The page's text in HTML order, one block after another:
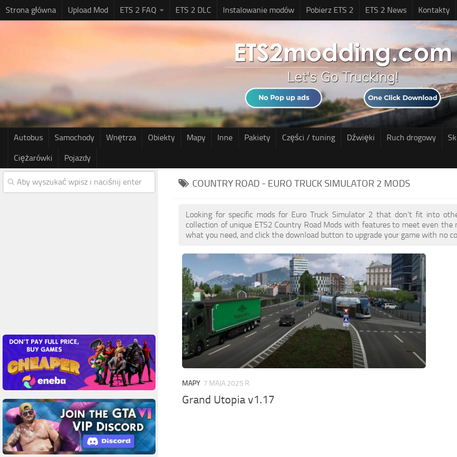
Strona główna Upload Mod ETS 2 FAQ ETS 2 DLC Instalowanie modów Pobierz ETS 2 ETS 2 News Kontakty
Autobus Samochody Wnętrza Obiekty Mapy Inne Pakiety Części / tuning Dźwięki Ruch drogowy
Ciężarówki Pojazdy
COUNTRY ROAD - EURO TRUCK SIMULATOR 2 MODS
Looking for specific mods for Euro Truck Simulator 2 that don't fit into
collection of unique ETS2 Country Road Mods with features to meet even
what you need, and click the download button to upgrade your game with no
MAPY 7 MAJA 2025 R.
Grand Utopia v1.17